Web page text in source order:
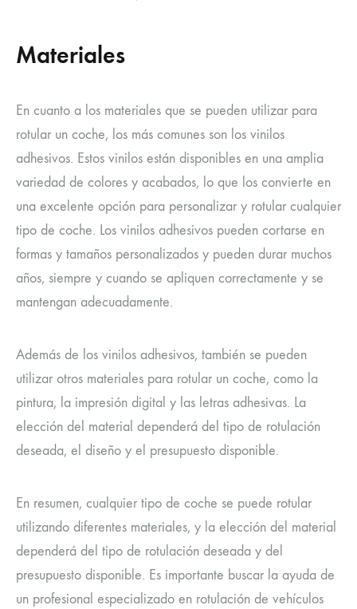
Materiales
En cuanto a los materiales que se pueden utilizar para
rotular un coche, los más comunes son los vinilos
adhesivos. Estos vinilos están disponibles en una amplia
variedad de colores y acabados, lo que los convierte en
una excelente opción para personalizar y rotular cualquier
tipo de coche. Los vinilos adhesivos pueden cortarse en
formas y tamaños personalizados y pueden durar muchos
años, siempre y cuando se apliquen correctamente y se
mantengan adecuadamente.
Además de los vinilos adhesivos, también se pueden
utilizar otros materiales para rotular un coche, como la
pintura, la impresión digital y las letras adhesivas. La
elección del material dependerá del tipo de rotulación
deseada, el diseño y el presupuesto disponible.
En resumen, cualquier tipo de coche se puede rotular
utilizando diferentes materiales, y la elección del material
dependerá del tipo de rotulación deseada y del
presupuesto disponible. Es importante buscar la ayuda de
un profesional especializado en rotulación de vehículos